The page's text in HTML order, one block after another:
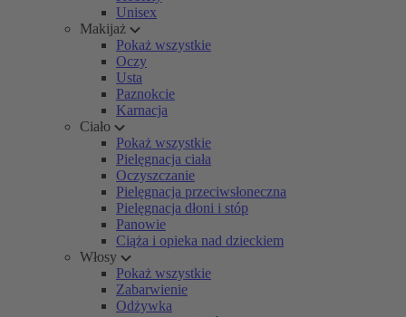
Unisex
Makijaż
Pokaż wszystkie
Oczy
Usta
Paznokcie
Karnacja
Ciało
Pokaż wszystkie
Pielęgnacja ciała
Oczyszczanie
Pielęgnacja przeciwsłoneczna
Pielęgnacja dłoni i stóp
Panowie
Ciąża i opieka nad dzieckiem
Włosy
Pokaż wszystkie
Zabarwienie
Odżywka